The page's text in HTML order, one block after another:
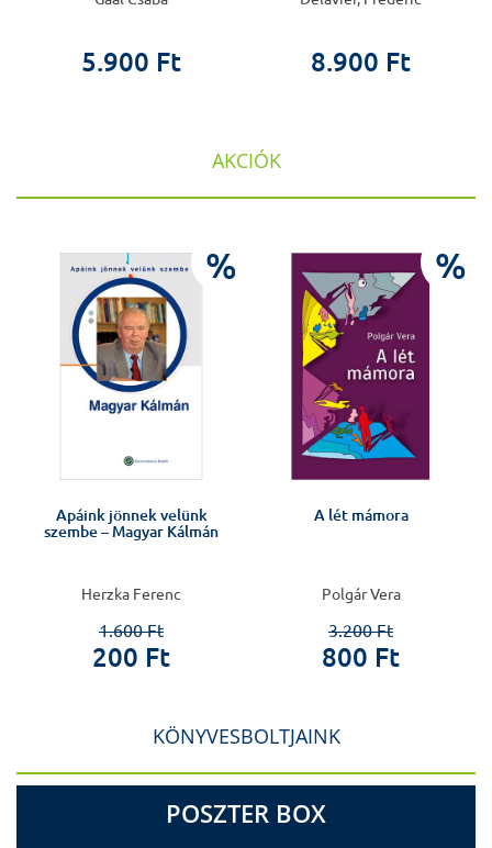
5.900 Ft 8.900 Ft
AKCIÓK
%
Apáink jönnek velünk
szembe – Magyar Kálmán
Herzka Ferenc
1.600 Ft
200 Ft
%
A lét mámora
Polgár Vera
3.200 Ft
800 Ft
KÖNYVESBOLTJAINK
POSZTER BOX